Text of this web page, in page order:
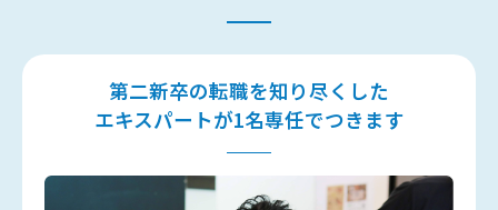
第二新卒の転職を知り尽くした
エキスパートが1名専任でつきます